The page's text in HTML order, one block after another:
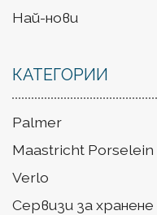
Най-нови
КАТЕГОРИИ
Palmer
Maastricht Porselein
Verlo
Сервизи за хранене